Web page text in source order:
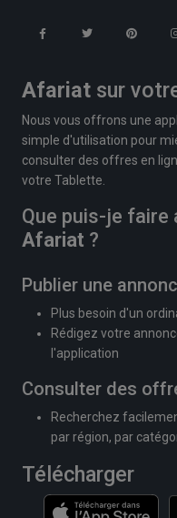
Afariat sur
Nous vous offrons une
simple d'utilisation pour
consulter des offres en
votre Tablette.
Que puis-je faire
Afariat ?
Publier une
Plus besoin d'un
Rédigez votre
l'application
Consulter des
Recherchez
par région, par
Télécharger